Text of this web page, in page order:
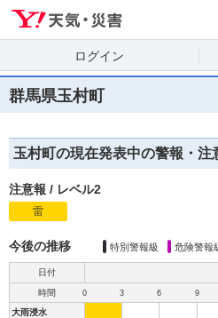
ログイン
群馬県玉村町
玉村町の現在発表中の警報・注
注意報 / レベル2
雷
今後の推移 特別警報級 危険警報
日付
時間 0 3 6 9
大雨浸水